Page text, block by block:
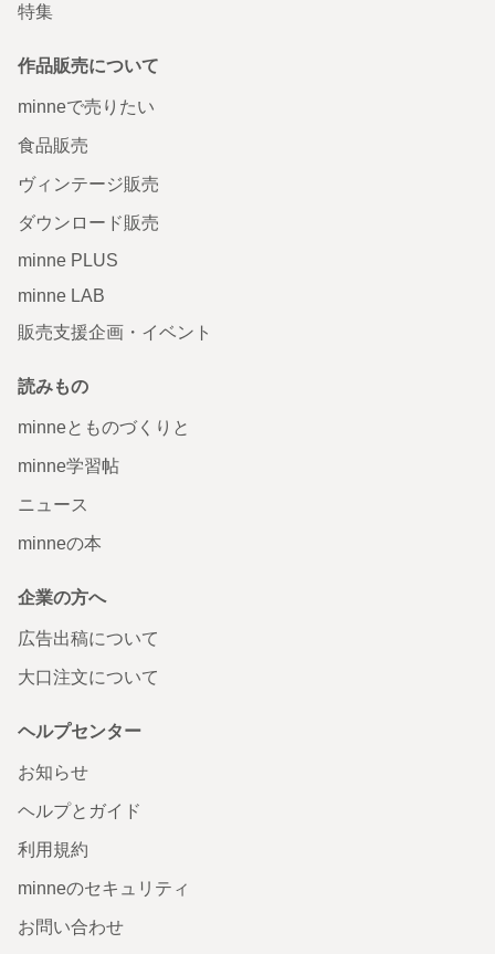
特集
作品販売について
minneで売りたい
食品販売
ヴィンテージ販売
ダウンロード販売
minne PLUS
minne LAB
販売支援企画・イベント
読みもの
minneとものづくりと
minne学習帖
ニュース
minneの本
企業の方へ
広告出稿について
大口注文について
ヘルプセンター
お知らせ
ヘルプとガイド
利用規約
minneのセキュリティ
お問い合わせ